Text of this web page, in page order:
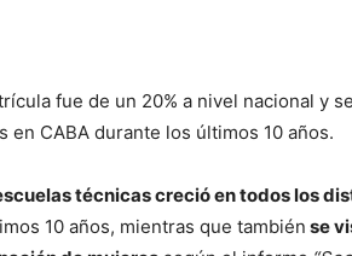
fue de un 20% a nivel nacional y
en CABA durante los últimos 10 años.
técnicas creció en todos los
10 años, mientras que también se